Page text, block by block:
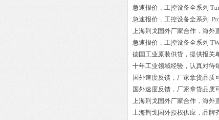
急速报价，工控设备全系列
急速报价，工控设备全系列
上海荆戈国外厂家合作，海外
急速报价，工控设备全系列
德国工业原装供货，提供报关
十年工业领域经验，认真对待
国外速度反馈，厂家拿货品质
国外速度反馈，厂家拿货品质
上海荆戈国外厂家合作，海外
上海荆戈国外授权供应，品牌